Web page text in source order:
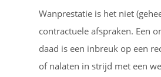
Wanprestatie is het niet
contractuele afspraken. Een
daad is een inbreuk op een
of nalaten in strijd met een